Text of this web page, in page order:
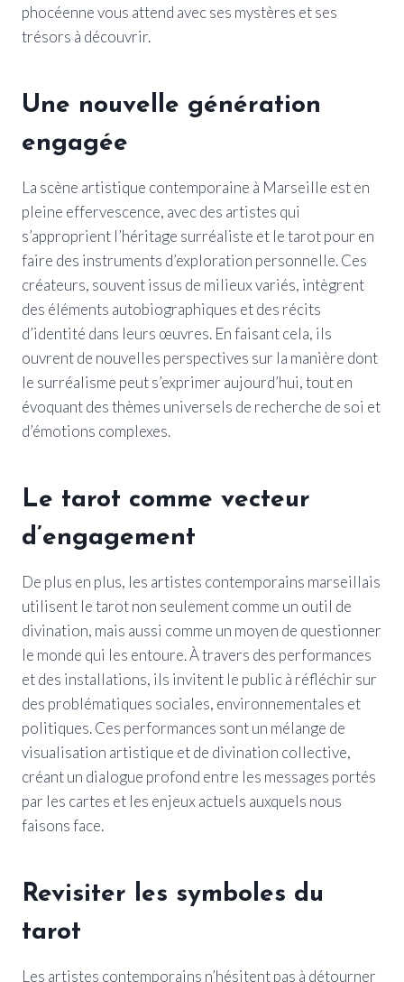
phocéenne vous attend avec ses mystères et ses
trésors à découvrir.
Une nouvelle génération
engagée
La scène artistique contemporaine à Marseille est en
pleine effervescence, avec des artistes qui
s’approprient l’héritage surréaliste et le tarot pour en
faire des instruments d’exploration personnelle. Ces
créateurs, souvent issus de milieux variés, intègrent
des éléments autobiographiques et des récits
d’identité dans leurs œuvres. En faisant cela, ils
ouvrent de nouvelles perspectives sur la manière dont
le surréalisme peut s’exprimer aujourd’hui, tout en
évoquant des thèmes universels de recherche de soi et
d’émotions complexes.
Le tarot comme vecteur
d’engagement
De plus en plus, les artistes contemporains marseillais
utilisent le tarot non seulement comme un outil de
divination, mais aussi comme un moyen de questionner
le monde qui les entoure. À travers des performances
et des installations, ils invitent le public à réfléchir sur
des problématiques sociales, environnementales et
politiques. Ces performances sont un mélange de
visualisation artistique et de divination collective,
créant un dialogue profond entre les messages portés
par les cartes et les enjeux actuels auxquels nous
faisons face.
Revisiter les symboles du
tarot
Les artistes contemporains n’hésitent pas à détourner